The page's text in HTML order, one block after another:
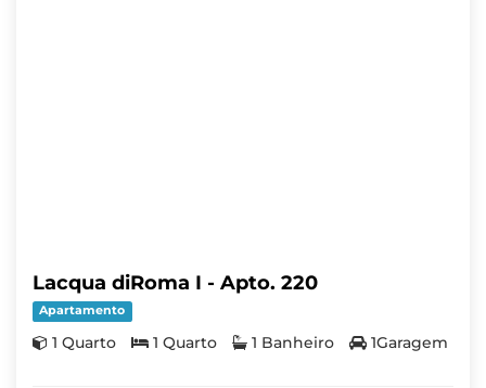
Lacqua diRoma I - Apto. 220
Apartamento
1 Quarto 1 Quarto 1 Banheiro 1Garagem